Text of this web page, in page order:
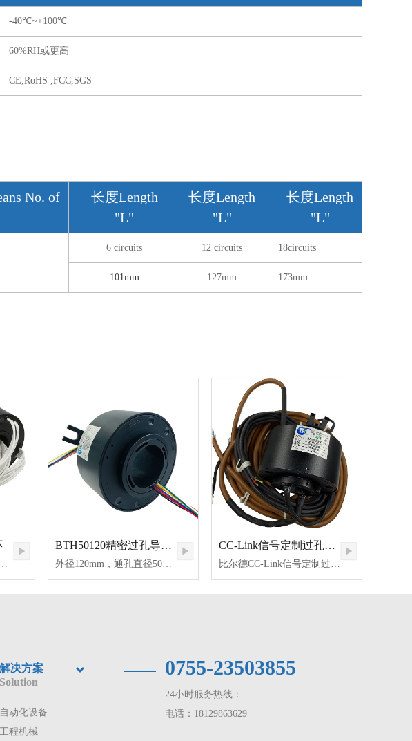
-40℃~+100℃
60%RH或更高
CE,RoHS ,FCC,SGS
No. of
长度Length
"L"
长度Length
"L"
长度Length
"L"
6 circuits 12 circuits 18circuits
101mm 127mm 173mm
BTH50120精密过孔导电滑环 CC-Link信号定制过孔电滑环
解决方案
Solution
自动化设备
工程机械
0755-23503855
24小时服务热线：
电话：18129863629